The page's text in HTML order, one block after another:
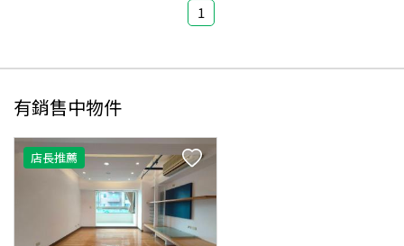
1
有銷售中物件
店長推薦